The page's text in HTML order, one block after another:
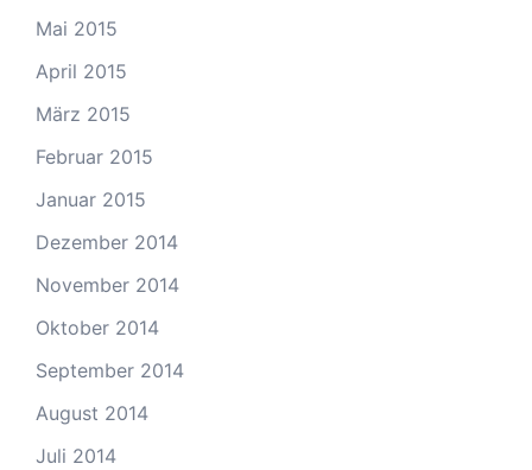
Mai 2015
April 2015
März 2015
Februar 2015
Januar 2015
Dezember 2014
November 2014
Oktober 2014
September 2014
August 2014
Juli 2014